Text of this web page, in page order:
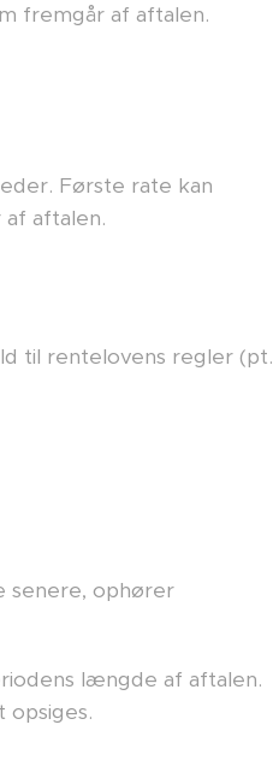
fremgår af aftalen.
Første rate kan
aftalen.
til rentelovens regler (pt.
senere, ophører
længde af aftalen.
opsiges.